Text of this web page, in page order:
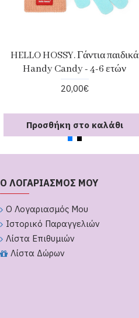
HELLO HOSSY. Γάντια παιδικά
Handy Candy - 4-6 ετών
20,00€
Προσθήκη στο καλάθι
Ο ΛΟΓΑΡΙΑΣΜΟΣ ΜΟΥ
Ο Λογαριασμός Μου
Ιστορικό Παραγγελιών
Λίστα Επιθυμιών
Λίστα Δώρων